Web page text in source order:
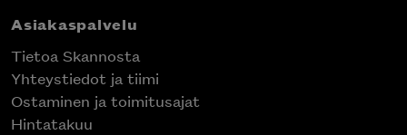
Asiakaspalvelu
Tietoa Skannosta
Yhteystiedot ja tiimi
Ostaminen ja toimitusajat
Hintatakuu